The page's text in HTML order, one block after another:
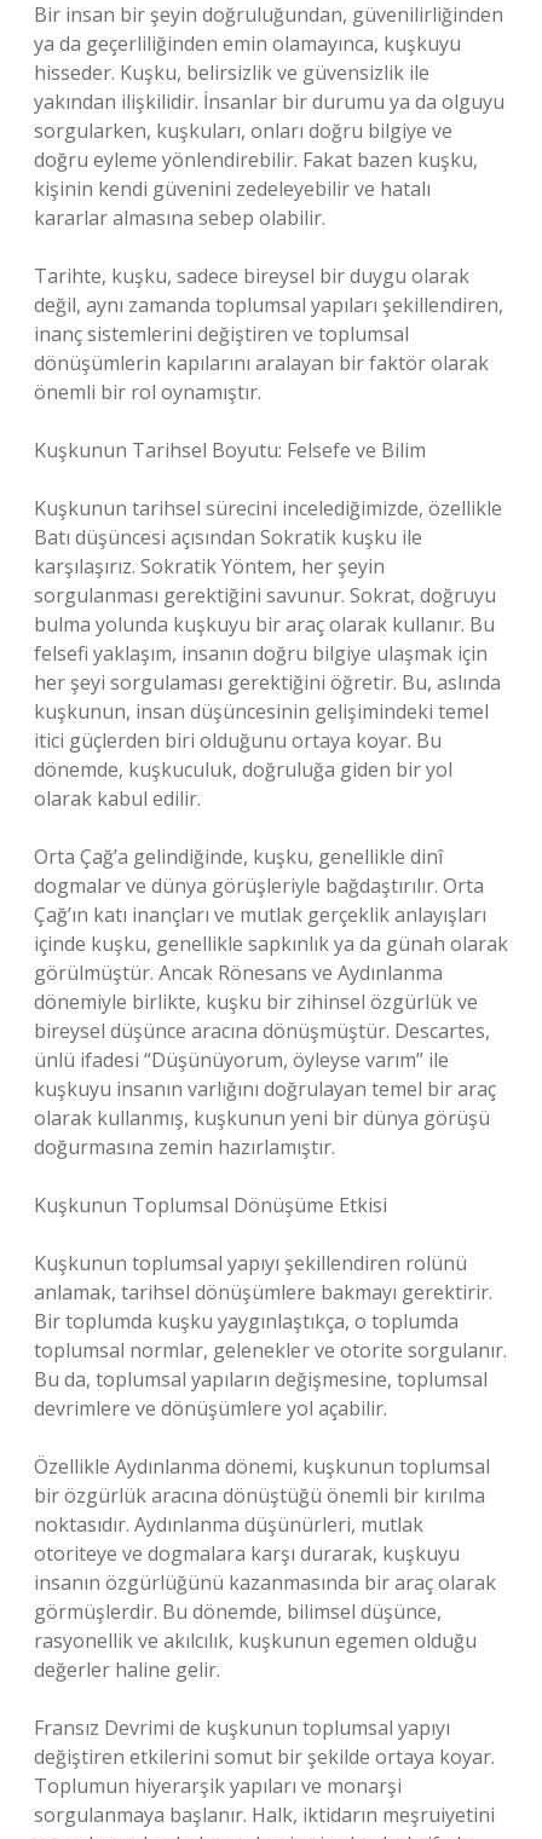
Bir insan bir şeyin doğruluğundan, güvenilirliğinden
ya da geçerliliğinden emin olamayınca, kuşkuyu
hisseder. Kuşku, belirsizlik ve güvensizlik ile
yakından ilişkilidir. İnsanlar bir durumu ya da olguyu
sorgularken, kuşkuları, onları doğru bilgiye ve
doğru eyleme yönlendirebilir. Fakat bazen kuşku,
kişinin kendi güvenini zedeleyebilir ve hatalı
kararlar almasına sebep olabilir.
Tarihte, kuşku, sadece bireysel bir duygu olarak
değil, aynı zamanda toplumsal yapıları şekillendiren,
inanç sistemlerini değiştiren ve toplumsal
dönüşümlerin kapılarını aralayan bir faktör olarak
önemli bir rol oynamıştır.
Kuşkunun Tarihsel Boyutu: Felsefe ve Bilim
Kuşkunun tarihsel sürecini incelediğimizde, özellikle
Batı düşüncesi açısından Sokratik kuşku ile
karşılaşırız. Sokratik Yöntem, her şeyin
sorgulanması gerektiğini savunur. Sokrat, doğruyu
bulma yolunda kuşkuyu bir araç olarak kullanır. Bu
felsefi yaklaşım, insanın doğru bilgiye ulaşmak için
her şeyi sorgulaması gerektiğini öğretir. Bu, aslında
kuşkunun, insan düşüncesinin gelişimindeki temel
itici güçlerden biri olduğunu ortaya koyar. Bu
dönemde, kuşkuculuk, doğruluğa giden bir yol
olarak kabul edilir.
Orta Çağ’a gelindiğinde, kuşku, genellikle dinî
dogmalar ve dünya görüşleriyle bağdaştırılır. Orta
Çağ’ın katı inançları ve mutlak gerçeklik anlayışları
içinde kuşku, genellikle sapkınlık ya da günah olarak
görülmüştür. Ancak Rönesans ve Aydınlanma
dönemiyle birlikte, kuşku bir zihinsel özgürlük ve
bireysel düşünce aracına dönüşmüştür. Descartes,
ünlü ifadesi “Düşünüyorum, öyleyse varım” ile
kuşkuyu insanın varlığını doğrulayan temel bir araç
olarak kullanmış, kuşkunun yeni bir dünya görüşü
doğurmasına zemin hazırlamıştır.
Kuşkunun Toplumsal Dönüşüme Etkisi
Kuşkunun toplumsal yapıyı şekillendiren rolünü
anlamak, tarihsel dönüşümlere bakmayı gerektirir.
Bir toplumda kuşku yaygınlaştıkça, o toplumda
toplumsal normlar, gelenekler ve otorite sorgulanır.
Bu da, toplumsal yapıların değişmesine, toplumsal
devrimlere ve dönüşümlere yol açabilir.
Özellikle Aydınlanma dönemi, kuşkunun toplumsal
bir özgürlük aracına dönüştüğü önemli bir kırılma
noktasıdır. Aydınlanma düşünürleri, mutlak
otoriteye ve dogmalara karşı durarak, kuşkuyu
insanın özgürlüğünü kazanmasında bir araç olarak
görmüşlerdir. Bu dönemde, bilimsel düşünce,
rasyonellik ve akılcılık, kuşkunun egemen olduğu
değerler haline gelir.
Fransız Devrimi de kuşkunun toplumsal yapıyı
değiştiren etkilerini somut bir şekilde ortaya koyar.
Toplumun hiyerarşik yapıları ve monarşi
sorgulanmaya başlanır. Halk, iktidarın meşruiyetini